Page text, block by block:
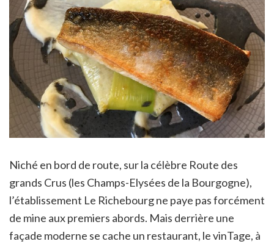
Niché en bord de route, sur la célèbre Route des
grands Crus (les Champs-Elysées de la Bourgogne),
l’établissement Le Richebourg ne paye pas forcément
de mine aux premiers abords. Mais derrière une
façade moderne se cache un restaurant, le vinTage, à